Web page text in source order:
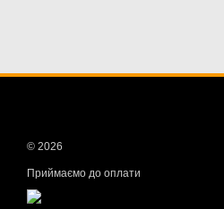
© 2026
Приймаємо до оплати